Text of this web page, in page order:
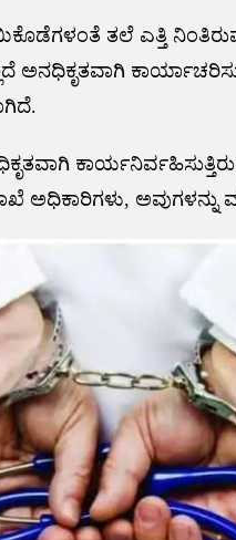
ತಲೆ ಎತ್ತಿ
ಅನಧಿಕೃತವಾಗಿ
ಅಧಿಕಾರಿಗಳು, ಅವುಗಳನ್ನು